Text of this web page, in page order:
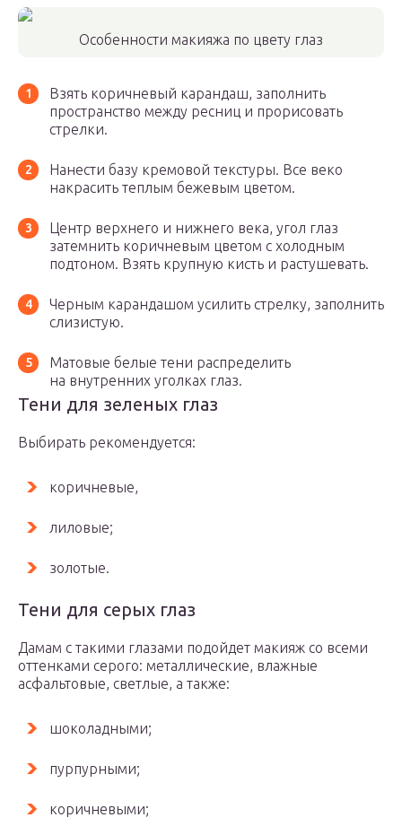
Особенности макияжа по цвету глаз
Взять коричневый карандаш, заполнить
пространство между ресниц и прорисовать
стрелки.
Нанести базу кремовой текстуры. Все веко
накрасить теплым бежевым цветом.
Центр верхнего и нижнего века, угол глаз
затемнить коричневым цветом с холодным
подтоном. Взять крупную кисть и растушевать.
Черным карандашом усилить стрелку, заполнить
слизистую.
Матовые белые тени распределить
на внутренних уголках глаз.
Тени для зеленых глаз
Выбирать рекомендуется:
коричневые,
лиловые;
золотые.
Тени для серых глаз
Дамам с такими глазами подойдет макияж со всеми
оттенками серого: металлические, влажные
асфальтовые, светлые, а также:
шоколадными;
пурпурными;
коричневыми;